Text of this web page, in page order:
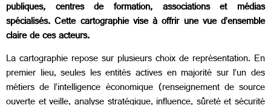
publiques, centres de formation, associations et médias
spécialisés. Cette cartographie vise à offrir une vue d’ensemble
claire de ces acteurs.
La cartographie repose sur plusieurs choix de représentation. En
premier lieu, seules les entités actives en majorité sur l’un des
métiers de l’intelligence économique (renseignement de source